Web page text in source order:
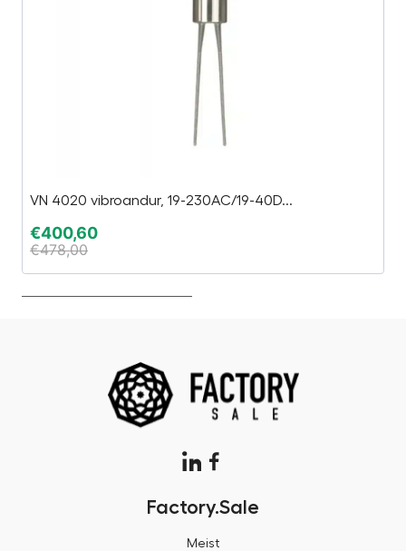
VN 4020 vibroandur, 19-230AC/19-40D...
€400,60
€478,00
Factory.Sale
Meist